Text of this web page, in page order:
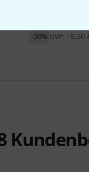
UVP: 18,50
-30%